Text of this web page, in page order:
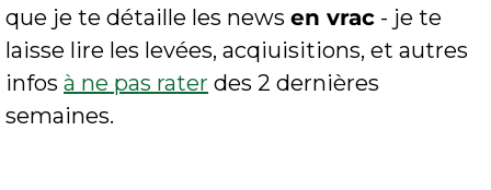
que je te détaille les news en vrac - je te
laisse lire les levées, acqiuisitions, et autres
infos à ne pas rater des 2 dernières
semaines.